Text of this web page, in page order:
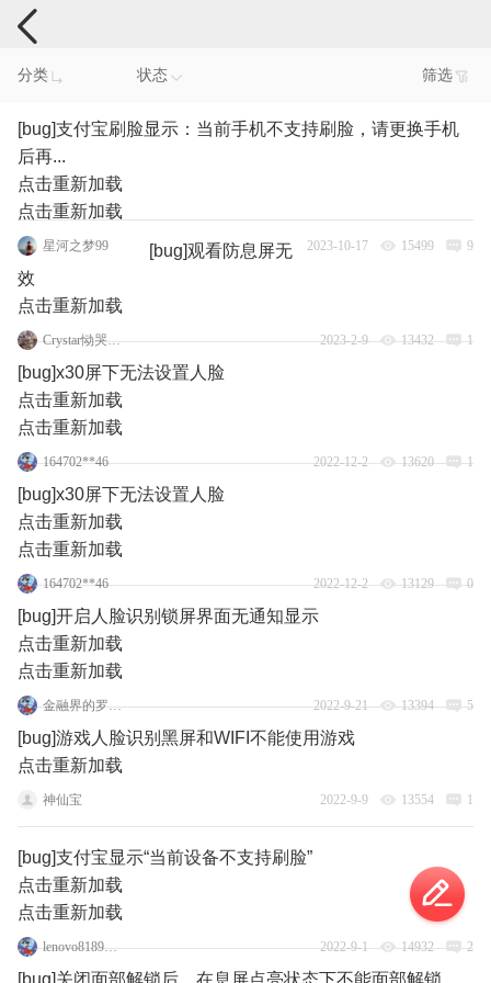
手机反馈
分类 状态 筛选
[bug]支付宝刷脸显示：当前手机不支持刷脸，请更换手机
后再...
点击重新加载
点击重新加载
星河之梦99 2023-10-17 15499 9
[bug]观看防息屏无
效
点击重新加载
Crystar恸哭之星777 2023-2-9 13432 1
[bug]x30屏下无法设置人脸
点击重新加载
点击重新加载
164702**46 2022-12-2 13620 1
[bug]x30屏下无法设置人脸
点击重新加载
点击重新加载
164702**46 2022-12-2 13129 0
[bug]开启人脸识别锁屏界面无通知显示
点击重新加载
点击重新加载
金融界的罗先生 2022-9-21 13394 5
[bug]游戏人脸识别黑屏和WIFI不能使用游戏
点击重新加载
神仙宝 2022-9-9 13554 1
[bug]支付宝显示“当前设备不支持刷脸”
点击重新加载
点击重新加载
lenovo81894477 2022-9-1 14932 2
[bug]关闭面部解锁后，在息屏点亮状态下不能面部解锁